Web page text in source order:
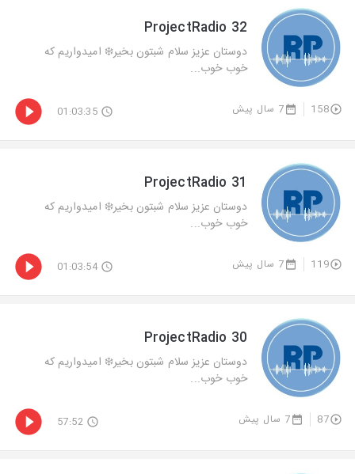
ProjectRadio 32
دوستان عزيز سلام شبتون بخير❄️ اميدواريم كه
خوب خوب...
158 7 سال پیش 01:03:35
ProjectRadio 31
دوستان عزيز سلام شبتون بخير❄️ اميدواريم كه
خوب خوب...
119 7 سال پیش 01:03:54
ProjectRadio 30
دوستان عزيز سلام شبتون بخير❄️ اميدواريم كه
خوب خوب...
87 7 سال پیش 57:52